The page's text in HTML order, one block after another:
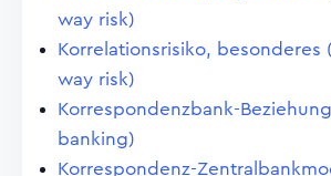
way risk)
Korrelationsrisiko, besonderes
way risk)
Korrespondenzbank-
banking)
Korrespondenz-